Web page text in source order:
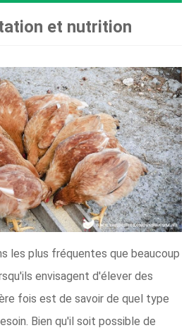
et nutrition
les plus fréquentes que beaucoup
envisagent d'élever des
fois est de savoir de quel type
Bien qu'il soit possible de